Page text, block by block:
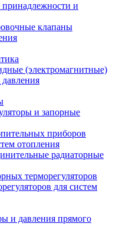
и
клапаны
(электромагнитные)
давления
и запорные
приборов
отопления
радиаторные
терморегуляторов
для систем
и давления прямого